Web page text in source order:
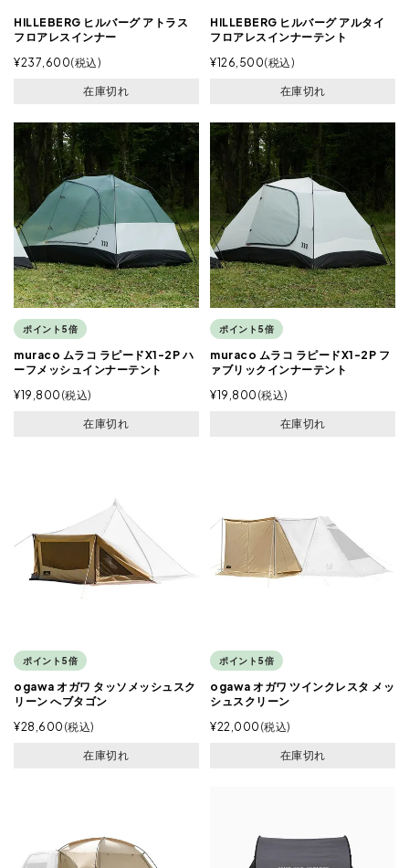
HILLEBERG ヒルバーグ アトラス
フロアレスインナー
¥237,600 税込
在庫切れ
HILLEBERG ヒルバーグ アルタイ
フロアレスインナーテント
¥126,500 税込
在庫切れ
ポイント5倍
muraco ムラコ ラピードX1-2P ハ
ーフメッシュインナーテント
¥19,800 税込
在庫切れ
ポイント5倍
muraco ムラコ ラピードX1-2P フ
ァブリックインナーテント
¥19,800 税込
在庫切れ
ポイント5倍
ogawa オガワ タッソメッシュスク
リーン へブタゴン
¥28,600 税込
在庫切れ
ポイント5倍
ogawa オガワ ツインクレスタ メッ
シュスクリーン
¥22,000 税込
在庫切れ